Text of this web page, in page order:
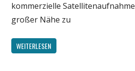
kommerzielle
großer Nähe zu
WEITERLESEN